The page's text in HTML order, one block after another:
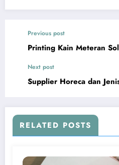
Previous post
Printing Kain Meteran
Next post
Supplier Horeca dan
RELATED POSTS